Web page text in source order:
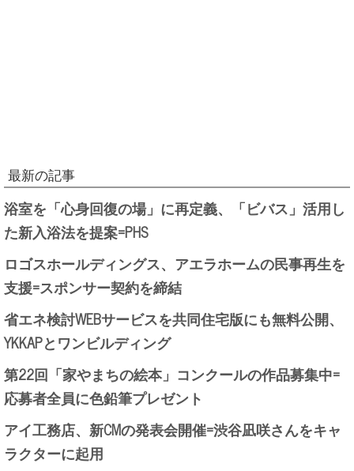
最新の記事
浴室を「心身回復の場」に再定義、「ビバス」活用し
た新入浴法を提案=PHS
ロゴスホールディングス、アエラホームの民事再生を
支援=スポンサー契約を締結
省エネ検討WEBサービスを共同住宅版にも無料公開、
YKKAPとワンビルディング
第22回「家やまちの絵本」コンクールの作品募集中=
応募者全員に色鉛筆プレゼント
アイ工務店、新CMの発表会開催=渋谷凪咲さんをキャ
ラクターに起用